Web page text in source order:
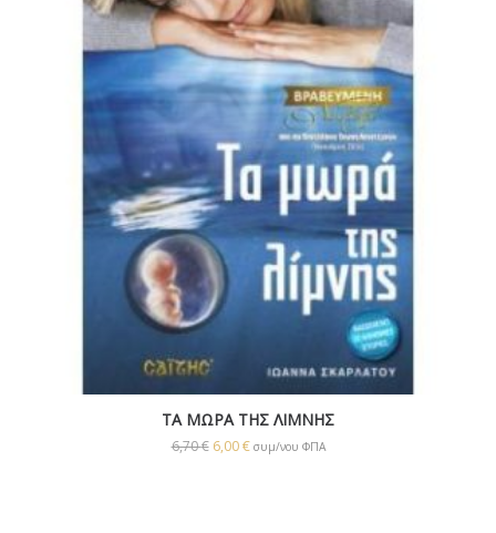
ΤΑ ΜΩΡΑ ΤΗΣ ΛΙΜΝΗΣ
6,70€ 6,00€ συμ/νου ΦΠΑ